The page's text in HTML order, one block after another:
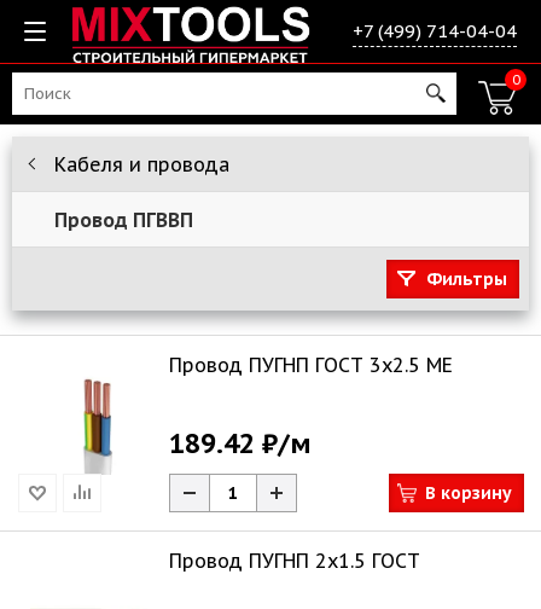
+7 (499) 714-04-04
0
Кабеля и провода
Провод ПГВВП
Фильтры
Провод ПУГНП ГОСТ 3х2.5 ME
189.42 ₽/м
В корзину
Провод ПУГНП 2х1.5 ГОСТ